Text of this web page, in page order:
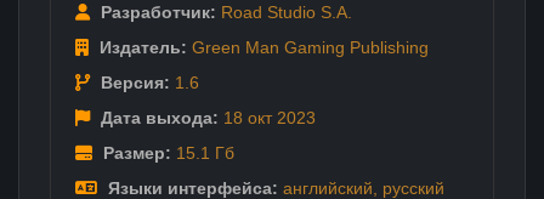
Разработчик: Road Studio S.A.
Издатель: Green Man Gaming Publishing
Версия: 1.6
Дата выхода: 18 окт 2023
Размер: 15.1 Гб
Языки интерфейса: английский русский